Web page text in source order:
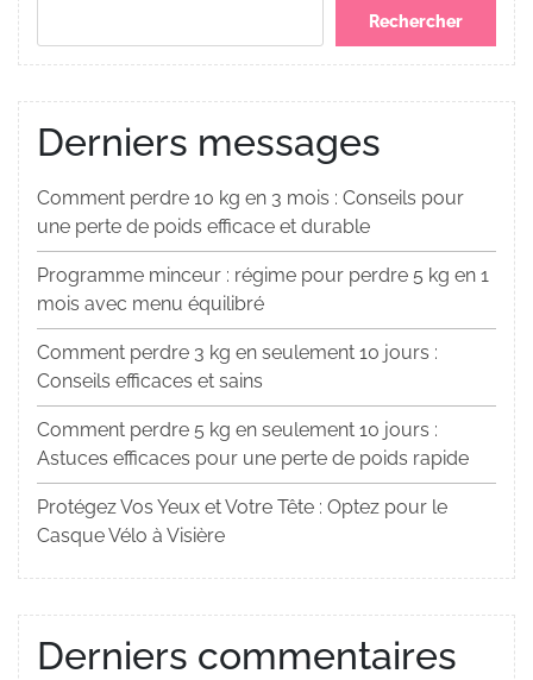
Rechercher
Derniers messages
Comment perdre 10 kg en 3 mois : Conseils pour
une perte de poids efficace et durable
Programme minceur : régime pour perdre 5 kg en 1
mois avec menu équilibré
Comment perdre 3 kg en seulement 10 jours :
Conseils efficaces et sains
Comment perdre 5 kg en seulement 10 jours :
Astuces efficaces pour une perte de poids rapide
Protégez Vos Yeux et Votre Tête : Optez pour le
Casque Vélo à Visière
Derniers commentaires